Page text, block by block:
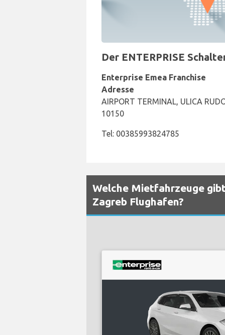
Der ENTERPRISE
Enterprise Emea Franchise
Adresse
AIRPORT TERMINAL, ULICA
10150
Tel: 00385993824785
Welche Mietfahrzeuge
Zagreb Flughafen?